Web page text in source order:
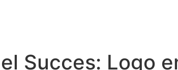
Succes: Logo